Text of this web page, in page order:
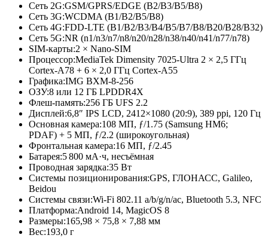
Сеть 2G:GSM/GPRS/EDGE (B2/B3/B5/B8)
Сеть 3G:WCDMA (B1/B2/B5/B8)
Сеть 4G:FDD-LTE (B1/B2/B3/B4/B5/B7/B8/B20/B28/B32)
Сеть 5G:NR (n1/n3/n7/n8/n20/n28/n38/n40/n41/n77/n78)
SIM-карты:2 × Nano-SIM
Процессор:MediaTek Dimensity 7025-Ultra 2 × 2,5 ГГц
Cortex-A78 + 6 × 2,0 ГГц Cortex-A55
Графика:IMG BXM-8-256
ОЗУ:8 или 12 ГБ LPDDR4X
Флеш-память:256 ГБ UFS 2.2
Дисплей:6,8″ IPS LCD, 2412×1080 (20:9), 389 ppi, 120 Гц
Основная камера:108 МП, ƒ/1.75 (Samsung HM6;
PDAF) + 5 МП, ƒ/2.2 (широкоугольная)
Фронтальная камера:16 МП, ƒ/2.45
Батарея:5 800 мА·ч, несъёмная
Проводная зарядка:35 Вт
Системы позиционирования:GPS, ГЛОНАСС, Galileo,
Beidou
Системы связи:Wi-Fi 802.11 a/b/g/n/ac, Bluetooth 5.3, NFC
Платформа:Android 14, MagicOS 8
Размеры:165,98 × 75,8 × 7,88 мм
Вес:193,0 г